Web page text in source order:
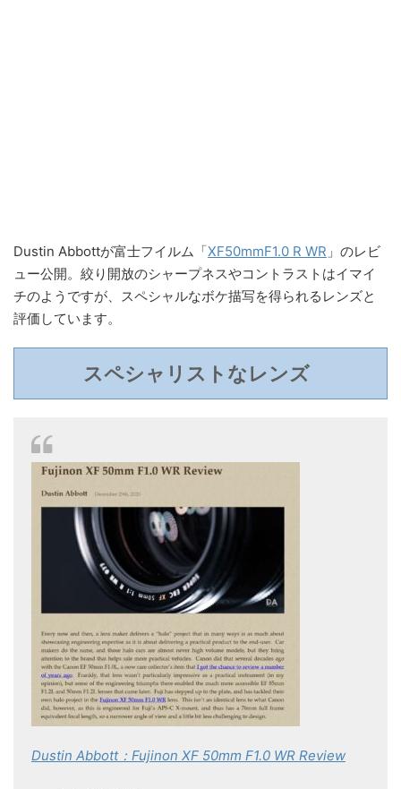
Dustin Abbottが富士フイルム「XF50mmF1.0 R WR 」のレビ
ュー公開。絞り開放のシャープネスやコントラストはイマイ
チのようですが、スペシャルなボケ描写を得られるレンズと
評価しています。
スペシャリストなレンズ
Dustin Abbott：Fujinon XF 50mm F1.0 WR Review